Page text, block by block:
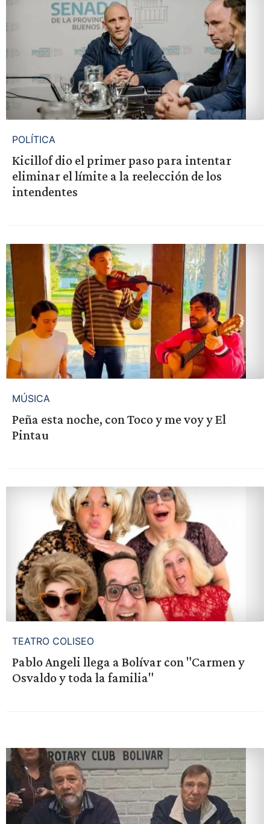
POLÍTICA
Kicillof dio el primer paso para intentar
eliminar el límite a la reelección de los
intendentes
MÚSICA
Peña esta noche, con Toco y me voy y El
Pintau
TEATRO COLISEO
Pablo Angeli llega a Bolívar con "Carmen y
Osvaldo y toda la familia"